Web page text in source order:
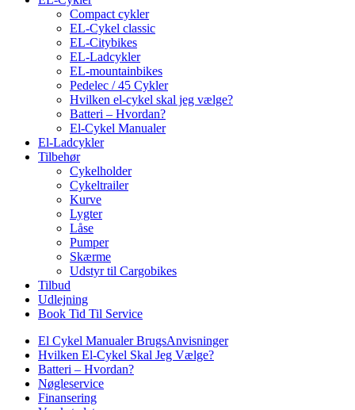
Compact cykler
EL-Cykel classic
EL-Citybikes
EL-Ladcykler
EL-mountainbikes
Pedelec / 45 Cykler
Hvilken el-cykel skal jeg vælge?
Batteri – Hvordan?
El-Cykel Manualer
El-Ladcykler
Tilbehør
Cykelholder
Cykeltrailer
Kurve
Lygter
Låse
Pumper
Skærme
Udstyr til Cargobikes
Tilbud
Udlejning
Book Tid Til Service
El Cykel Manualer BrugsAnvisninger
Hvilken El-Cykel Skal Jeg Vælge?
Batteri – Hvordan?
Nøgleservice
Finansering